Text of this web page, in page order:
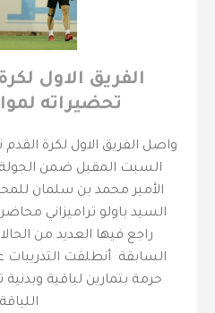
الفريق الاول
تحضيراته
واصل الفريق الاول لكرة
السبت المقبل ضمن
الأمير محمد بن سلمان
السيد باولو تراميزاني
راجع فيها العديد من
السابقة أنطلقت التدريبات
حرمة بتمارين لياقية